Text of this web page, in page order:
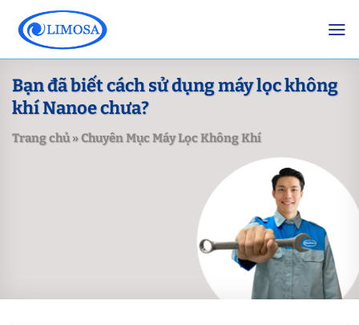
content
Bạn đã biết cách sử dụng máy lọc không
khí Nanoe chưa?
Trang chủ»Chuyên Mục Máy Lọc Không Khí